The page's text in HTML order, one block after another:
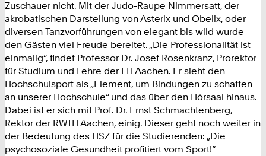
Zuschauer nicht. Mit der Judo-Raupe Nimmersatt, der
akrobatischen Darstellung von Asterix und Obelix, oder
diversen Tanzvorführungen von elegant bis wild wurde
den Gästen viel Freude bereitet. „Die Professionalität ist
einmalig“, findet Professor Dr. Josef Rosenkranz, Prorektor
für Studium und Lehre der FH Aachen. Er sieht den
Hochschulsport als „Element, um Bindungen zu schaffen
an unserer Hochschule“ und das über den Hörsaal hinaus.
Dabei ist er sich mit Prof. Dr. Ernst Schmachtenberg,
Rektor der RWTH Aachen, einig. Dieser geht noch weiter in
der Bedeutung des HSZ für die Studierenden: „Die
psychosoziale Gesundheit profitiert vom Sport!“